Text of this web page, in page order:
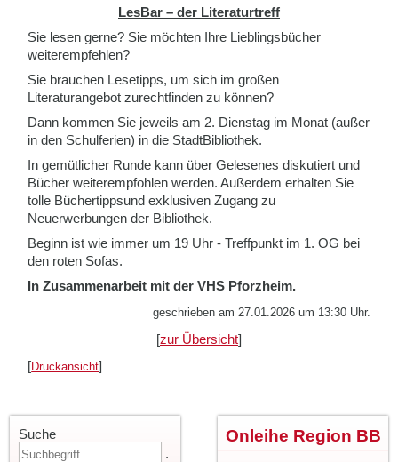
LesBar – der Literaturtreff
Sie lesen gerne? Sie möchten Ihre Lieblingsbücher
weiterempfehlen?
Sie brauchen Lesetipps, um sich im großen
Literaturangebot zurechtfinden zu können?
Dann kommen Sie jeweils am 2. Dienstag im Monat (außer
in den Schulferien) in die StadtBibliothek.
In gemütlicher Runde kann über Gelesenes diskutiert und
Bücher weiterempfohlen werden. Außerdem erhalten Sie
tolle Büchertippsund exklusiven Zugang zu
Neuerwerbungen der Bibliothek.
Beginn ist wie immer um 19 Uhr - Treffpunkt im 1. OG bei
den roten Sofas.
In Zusammenarbeit mit der VHS Pforzheim.
geschrieben am 27.01.2026 um 13:30 Uhr.
[zur Übersicht]
[Druckansicht]
Suche
.
Onleihe Region BB